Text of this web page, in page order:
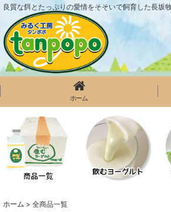
良質な餌とたっぷりの愛情をそそいで飼育した長坂
ホーム
ホーム > 全商品一覧